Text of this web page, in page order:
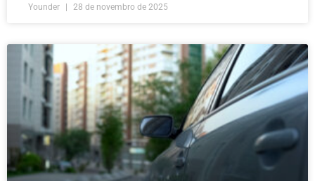
Younder 28 de novembro de 2025